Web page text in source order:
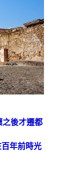
之後才遷都
年前時光